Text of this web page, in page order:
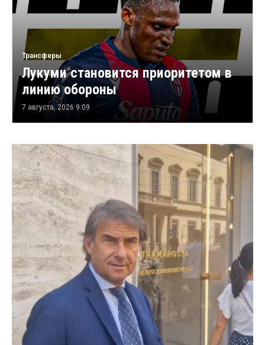
Трансферы
Лукуми становится приоритетом в
линию обороны
7 августа, 2026 9:09